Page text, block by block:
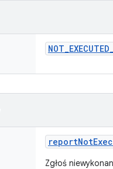
NOT_EXECUTED_
reportNot
Zgłoś